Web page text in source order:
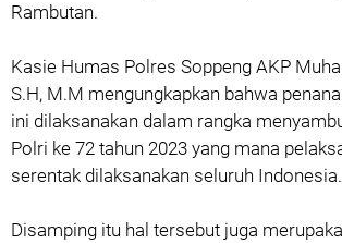
Rambutan.
Kasie Humas Polres Soppeng AKP
S.H, M.M mengungkapkan bahwa
ini dilaksanakan dalam rangka
Polri ke 72 tahun 2023 yang mana
serentak dilaksanakan seluruh Indonesia.
Disamping itu hal tersebut juga